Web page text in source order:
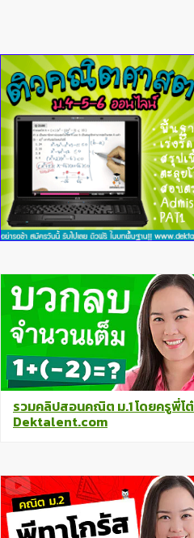
Primary
Sidebar
รวมคลิปสอนคณิต ม.1 โดยครูพี่โต๋
Dektalent.com